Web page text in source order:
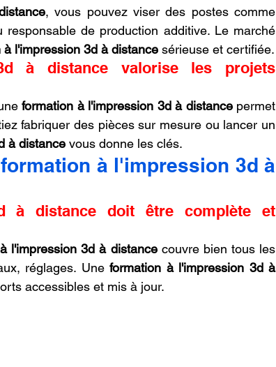
, vous pouvez viser des postes comme
de production additive. Le marché
à l'impression 3d à distance sérieuse et certifiée.
à distance valorise les projets
formation à l'impression 3d à distance permet
fabriquer des pièces sur mesure ou lancer un
à distance vous donne les clés.
à l'impression 3d à
à distance doit être complète et
l'impression 3d à distance couvre bien tous les
réglages. Une formation à l'impression 3d à
accessibles et mis à jour.